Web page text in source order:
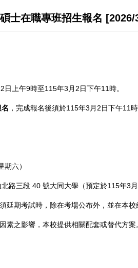
士在職專班招生報名 [2026/
上午9時至115年3月2日下午11時。
，完成報名後須於115年3月2日下午11
六）
路三段 40 號大同大學（預定於115年3
延期考試時，除在考場公布外，並在本校
素之影響，本校提供相關配套或替代方案